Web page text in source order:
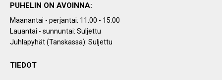
PUHELIN ON AVOINNA:
Maanantai - perjantai: 11.00 - 15.00
Lauantai - sunnuntai: Suljettu
Juhlapyhät (Tanskassa): Suljettu
TIEDOT